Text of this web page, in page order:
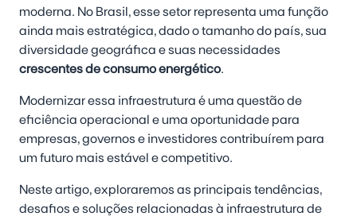
moderna. No Brasil, esse setor representa uma função
ainda mais estratégica, dado o tamanho do país, sua
diversidade geográfica e suas necessidades
crescentes de consumo energético.
Modernizar essa infraestrutura é uma questão de
eficiência operacional e uma oportunidade para
empresas, governos e investidores contribuírem para
um futuro mais estável e competitivo.
Neste artigo, exploraremos as principais tendências,
desafios e soluções relacionadas à infraestrutura de